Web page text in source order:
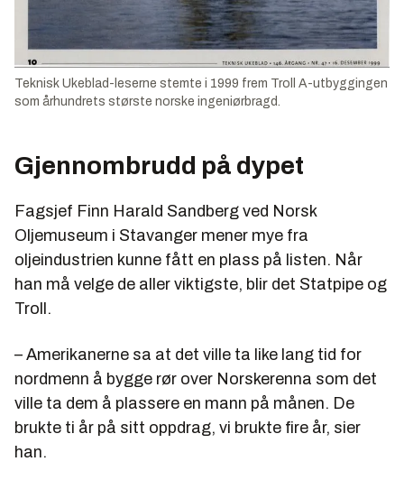
Teknisk Ukeblad-leserne stemte i 1999 frem Troll A-utbyggingen
som århundrets største norske ingeniørbragd.
Gjennombrudd på dypet
Fagsjef Finn Harald Sandberg ved Norsk
Oljemuseum i Stavanger mener mye fra
oljeindustrien kunne fått en plass på listen. Når
han må velge de aller viktigste, blir det Statpipe og
Troll.
– Amerikanerne sa at det ville ta like lang tid for
nordmenn å bygge rør over Norskerenna som det
ville ta dem å plassere en mann på månen. De
brukte ti år på sitt oppdrag, vi brukte fire år, sier
han.